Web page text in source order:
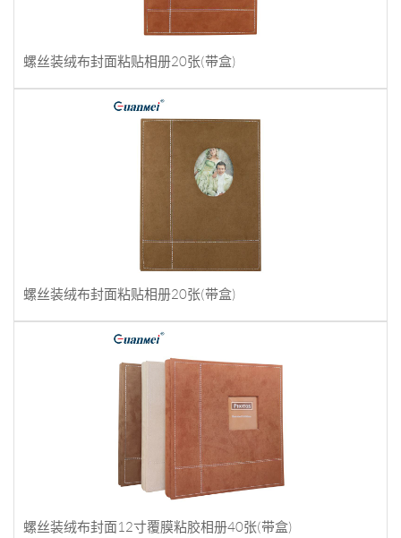
螺丝装绒布封面粘贴相册20张(带盒)
螺丝装绒布封面粘贴相册20张(带盒)
螺丝装绒布封面12寸覆膜粘胶相册40张(带盒)